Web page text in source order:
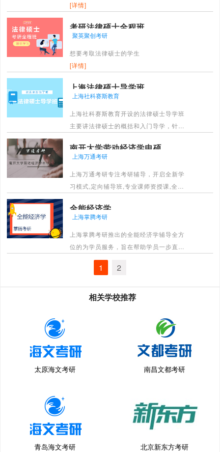
[详情]
考研法律硕士全程班
聚英聚创考研
想要考取法律硕士的学生
[详情]
上海法律硕士导学班
上海社科赛斯教育
上海社科赛斯教育开设的法律硕士导学班
主要讲法律硕士的概括和入门导学，针对
[详情]
南开大学劳动经济学申硕
上海万通考研
上海万通考研专注考研辅导，开启全新学
习模式,定向辅导班,专业课师资授课,全程
时的院校招录信息,考研上我们更专业!
[详情]
全能经济学
上海掌腾考研
上海掌腾考研推出的全能经济学辅导全方
位的为学员服务，旨在帮助学员一步直
1 2
相关学校推荐
太原海文考研 南昌文都考研
青岛海文考研 北京新东方考研